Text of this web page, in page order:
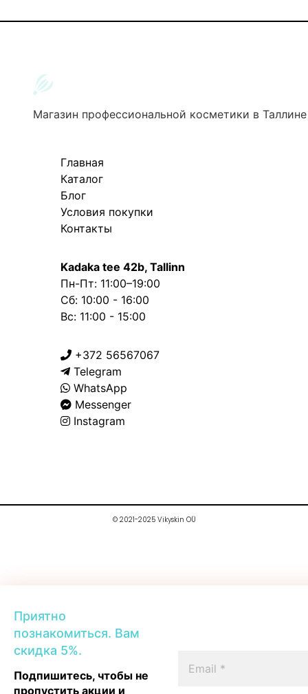
Приятно
познакомиться. Вам
скидка 5%.
Подпишитесь, чтобы не
пропустить акции и
Магазин профессиональной косметики в Таллине
Главная
Каталог
Блог
Условия покупки
Контакты
Kadaka tee 42b, Tallinn
Пн-Пт: 11:00–19:00
Сб: 10:00 - 16:00
Вс: 11:00 - 15:00
+372 56567067
Telegram
WhatsApp
Messenger
Instagram
© 2021-2025 Vikyskin OÜ